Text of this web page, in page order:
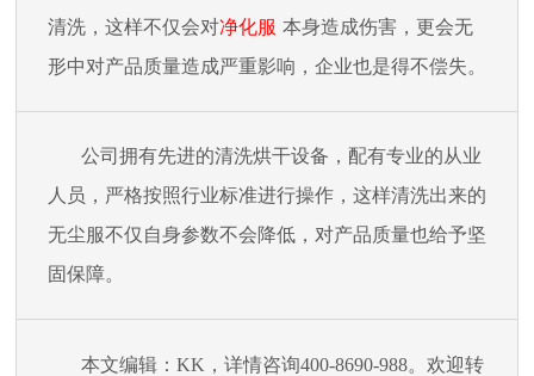
清洗，这样不仅会对净化服 本身造成伤害，更会无
形中对产品质量造成严重影响，企业也是得不偿失。
公司拥有先进的清洗烘干设备，配有专业的从业
人员，严格按照行业标准进行操作，这样清洗出来的
无尘服不仅自身参数不会降低，对产品质量也给予坚
固保障。
本文编辑： KK，详情咨询400-8690-988。欢迎转